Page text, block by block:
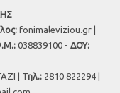
fonimaleviziou.gr |
038839100 - ΔΟΥ:
| Τηλ.: 2810 822294 |